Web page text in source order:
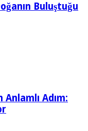
Buluştuğu
Adım: